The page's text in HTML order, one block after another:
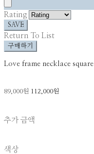
Rating
SAVE
Return To List
구매하기
Love frame necklace square
89,000원 112,000원
추가 금액
색상